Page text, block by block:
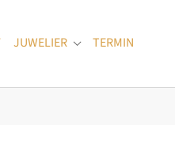
"Uhren"
JUWELIER Submenu for
TERMIN